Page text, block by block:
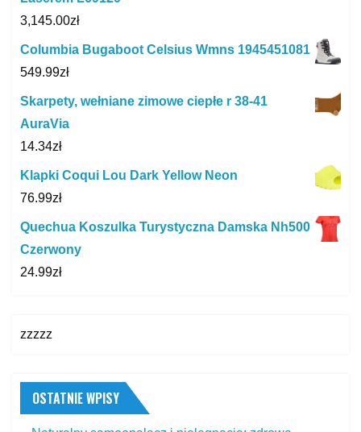
3,145.00zł
Columbia Bugaboot Celsius Wmns 1945451081
549.99zł
Skarpety, wełniane zimowe ciepłe r 38-41
AuraVia
14.34zł
Klapki Coqui Lou Dark Yellow Neon
76.99zł
Quechua Koszulka Turystyczna Damska Nh500
Czerwony
24.99zł
zzzzz
OSTATNIE WPISY